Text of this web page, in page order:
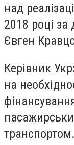
над
2018 році за
Євген
Керівник
на
транспортом.